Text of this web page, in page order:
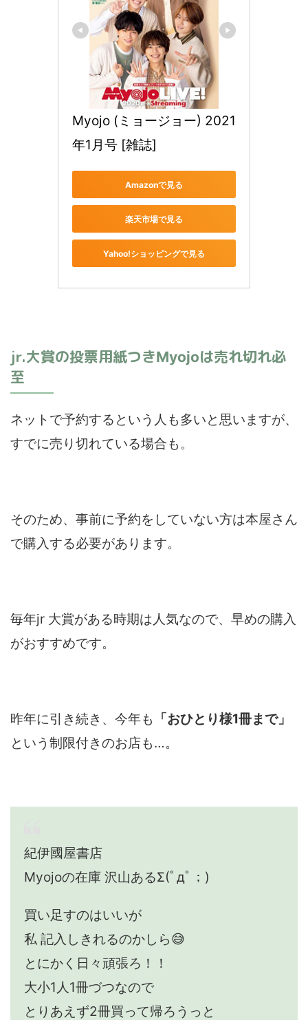
Myojo (ミョージョー) 2021
年1月号 [雑誌]
Amazonで見る
楽天市場で見る
Yahoo!ショッピングで見る
jr.大賞の投票用紙つきMyojoは売れ切れ必
至
ネットで予約するという人も多いと思いますが、
すでに売り切れている場合も。
そのため、事前に予約をしていない方は本屋さん
で購入する必要があります。
毎年jr 大賞がある時期は人気なので、早めの購入
がおすすめです。
昨年に引き続き、今年も
「おひとり様1冊まで」
という制限付きのお店も…。
紀伊國屋書店
Myojoの在庫 沢山あるΣ(ﾟдﾟ；)
買い足すのはいいが
私 記入しきれるのかしら😅
とにかく日々頑張ろ！！
大小1人1冊づつなので
とりあえず2冊買って帰ろうっと